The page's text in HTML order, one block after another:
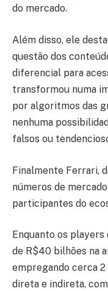
do mercado.
Além disso, ele
questão dos
diferencial para
transformou numa
por algoritmos das
nenhuma
falsos ou
Finalmente Ferrari,
números de
participantes do
Enquanto os
de R$40 bilhões na
empregando cerca
direta e indireta,